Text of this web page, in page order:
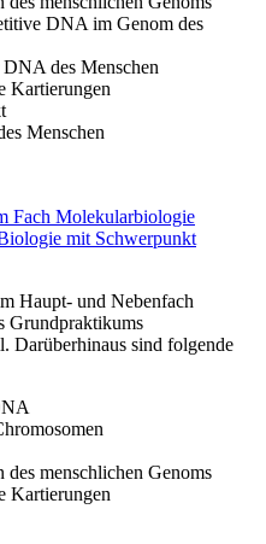
DNA im Genom des
des Menschen
Kartierungen
Menschen
Fach Molekularbiologie
mit Schwerpunkt
Haupt- und Nebenfach
Grundpraktikums
Darüberhinaus sind folgende
menschlichen Genoms
Kartierungen